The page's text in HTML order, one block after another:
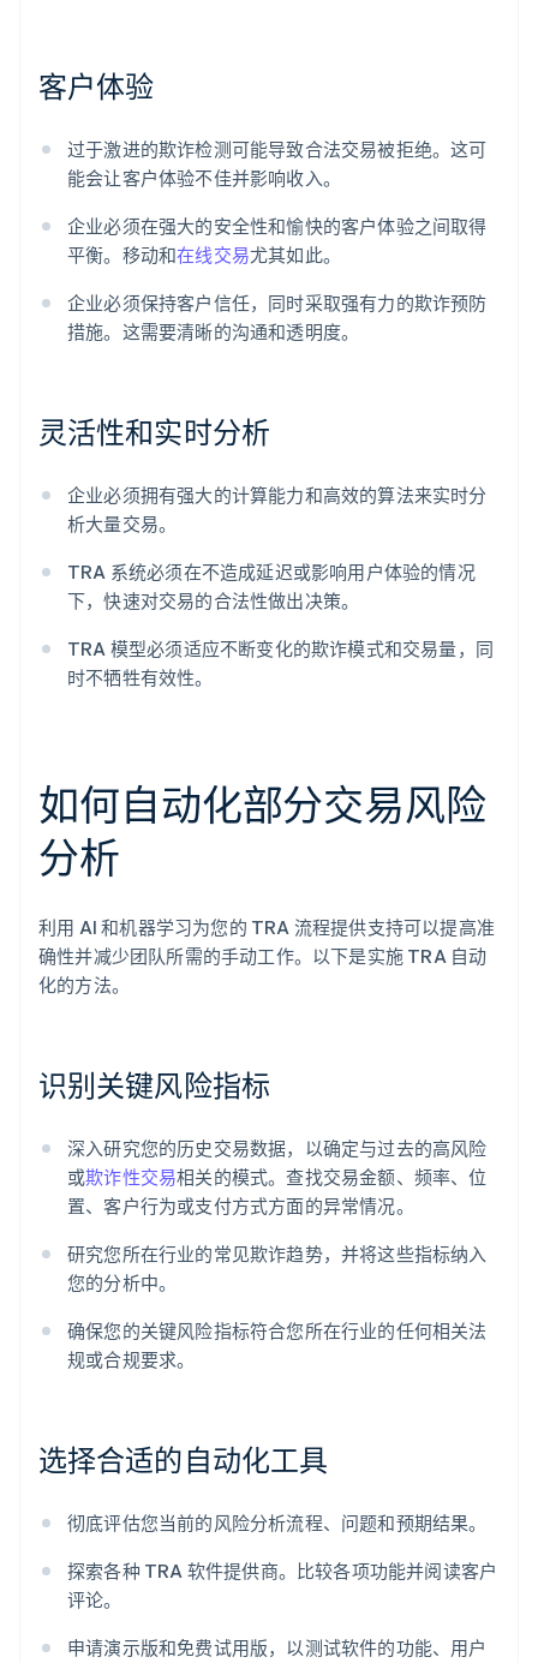
客户体验
过于激进的欺诈检测可能导致合法交易被拒绝。这可
能会让客户体验不佳并影响收入。
企业必须在强大的安全性和愉快的客户体验之间取得
平衡。移动和在线交易尤其如此。
企业必须保持客户信任，同时采取强有力的欺诈预防
措施。这需要清晰的沟通和透明度。
灵活性和实时分析
企业必须拥有强大的计算能力和高效的算法来实时分
析大量交易。
TRA 系统必须在不造成延迟或影响用户体验的情况
下，快速对交易的合法性做出决策。
TRA 模型必须适应不断变化的欺诈模式和交易量，同
时不牺牲有效性。
如何自动化部分交易风险
分析
利用 AI 和机器学习为您的 TRA 流程提供支持可以提高准
确性并减少团队所需的手动工作。以下是实施 TRA 自动
化的方法。
识别关键风险指标
深入研究您的历史交易数据，以确定与过去的高风险
或欺诈性交易相关的模式。查找交易金额、频率、位
置、客户行为或支付方式方面的异常情况。
研究您所在行业的常见欺诈趋势，并将这些指标纳入
您的分析中。
确保您的关键风险指标符合您所在行业的任何相关法
规或合规要求。
选择合适的自动化工具
彻底评估您当前的风险分析流程、问题和预期结果。
探索各种 TRA 软件提供商。比较各项功能并阅读客户
评论。
申请演示版和免费试用版，以测试软件的功能、用户